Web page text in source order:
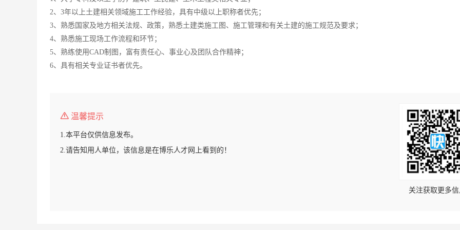
2、3年以上土建相关领域施工工作经验，具有中级以上职称者优先；
3、熟悉国家及地方相关法规、政策，熟悉土建类施工图、施工管理和有关土建的施工规范及要求；
4、熟悉施工现场工作流程和环节；
5、熟练使用CAD制图，富有责任心、事业心及团队合作精神；
6、具有相关专业证书者优先。
温馨提示
1.本平台仅供信息发布。
2.请告知用人单位，该信息是在博乐人才网上看到的！
关注获取更多